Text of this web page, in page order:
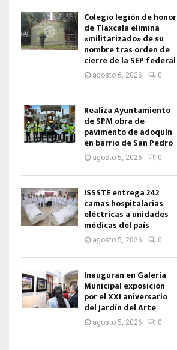
Colegio legión de honor
de Tlaxcala elimina
«militarizado» de su
nombre tras orden de
cierre de la SEP federal
agosto 6, 2026 0
Realiza Ayuntamiento
de SPM obra de
pavimento de adoquín
en barrio de San Pedro
agosto 5, 2026 0
ISSSTE entrega 242
camas hospitalarias
eléctricas a unidades
médicas del país
agosto 5, 2026 0
Inauguran en Galería
Municipal exposición
por el XXI aniversario
del Jardín del Arte
agosto 5, 2026 0